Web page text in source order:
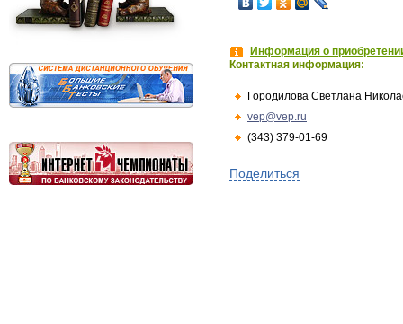
Информация о
Контактная информация:
Городилова Светлана
vep@vep.ru
(343) 379-01-69
Поделиться